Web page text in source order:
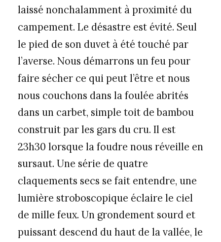
laissé nonchalamment à proximité du
campement. Le désastre est évité. Seul
le pied de son duvet à été touché par
l’averse. Nous démarrons un feu pour
faire sécher ce qui peut l’être et nous
nous couchons dans la foulée abrités
dans un carbet, simple toit de bambou
construit par les gars du cru. Il est
23h30 lorsque la foudre nous réveille en
sursaut. Une série de quatre
claquements secs se fait entendre, une
lumière stroboscopique éclaire le ciel
de mille feux. Un grondement sourd et
puissant descend du haut de la vallée, le